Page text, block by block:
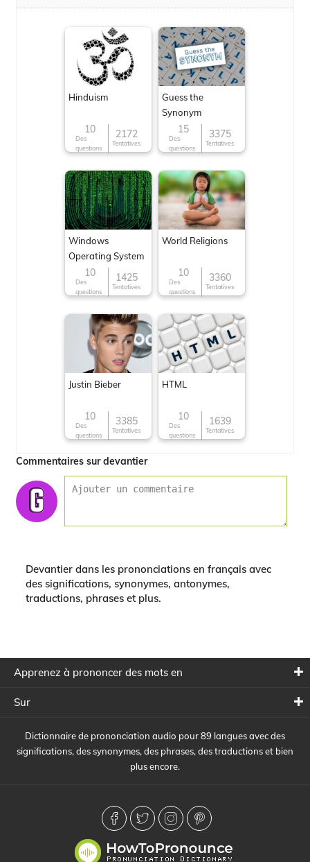
Hinduism
10
Des
questions
2172
Tentatives
Guess the
Synonym
15
Des
questions
3375
Tentatives
Windows
Operating System
10
Des
questions
1425
Tentatives
World Religions
10
Des
questions
3360
Tentatives
Justin Bieber
10
Des
questions
3385
Tentatives
HTML
10
Des
questions
1639
Tentatives
Commentaires sur devantier
Devantier dans les prononciations en français avec
des significations, synonymes, antonymes,
traductions, phrases et plus.
Apprenez à prononcer des mots en
Sur
Dictionnaire de prononciation audio pour 89 langues avec des
significations, des synonymes, des phrases, des traductions et bien
plus encore.